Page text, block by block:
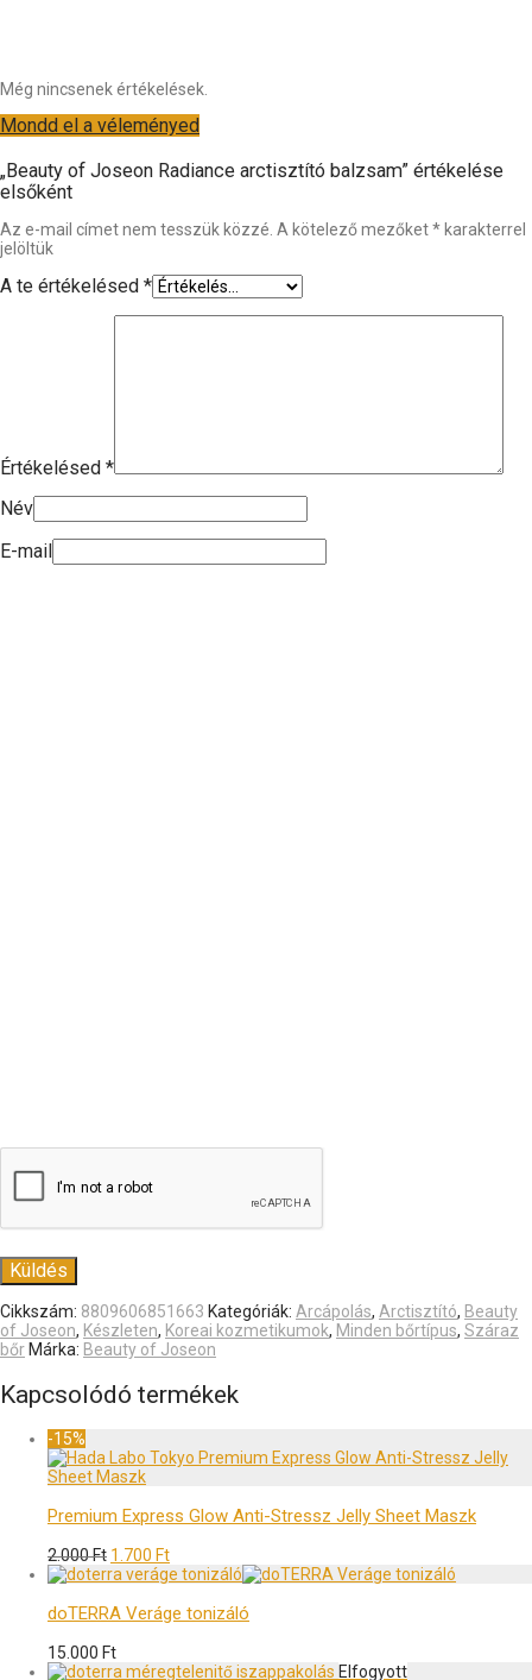
Még nincsenek értékelések.
Mondd el a véleményed
„Beauty of Joseon Radiance arctisztító balzsam” értékelése
elsőként
Az e-mail címet nem tesszük közzé. A kötelező mezőket* karakterrel
jelöltük
A te értékelésed *
Értékelésed *
Név
E-mail
Cikkszám: 8809606851663 Kategóriák: Arcápolás, Arctisztító, Beauty
of Joseon, Készleten, Koreai kozmetikumok, Minden bőrtípus, Száraz
bőr Márka: Beauty of Joseon
Kapcsolódó termékek
-15%
Premium Express Glow Anti-Stressz Jelly Sheet Maszk
2.000Ft 1.700 Ft
doTERRA Veráge tonizáló
15.000 Ft